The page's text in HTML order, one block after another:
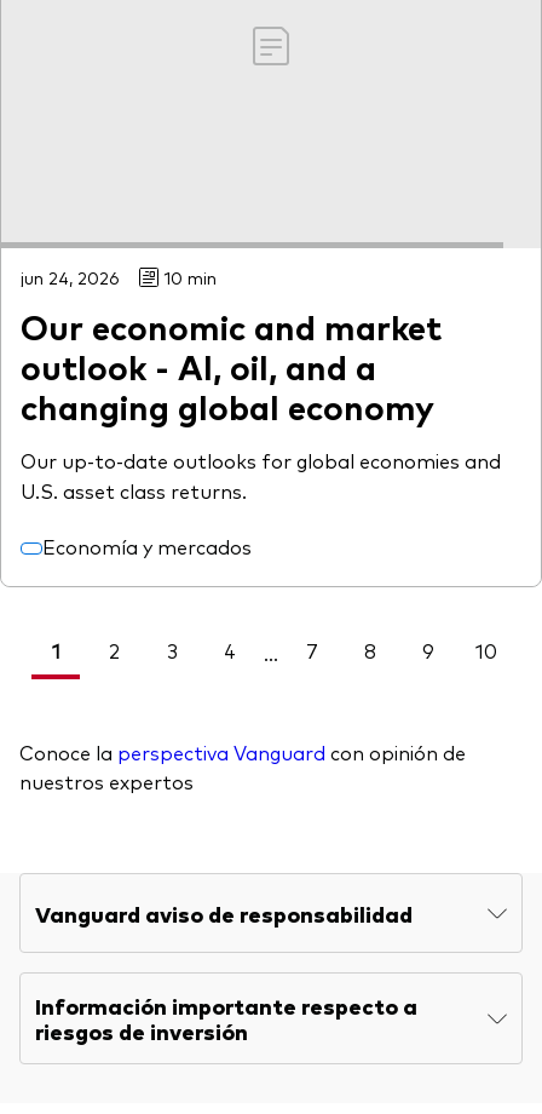
jun 24, 2026 10 min
Our economic and market
outlook - AI, oil, and a
changing global economy
Our up-to-date outlooks for global economies and
U.S. asset class returns.
Economía y mercados
1 2 3 4 ... 7 8 9 10
Conoce la perspectiva Vanguard con opinión de
nuestros expertos
Vanguard aviso de responsabilidad
Información importante respecto a
riesgos de inversión